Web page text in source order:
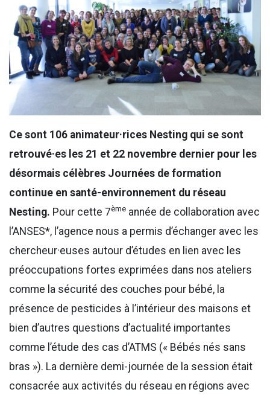
Ce sont 106 animateur·rices Nesting qui se sont
retrouvé·es les 21 et 22 novembre dernier pour les
désormais célèbres Journées de formation
continue en santé-environnement du réseau
Nesting. Pour cette 7ème année de collaboration avec
l’ANSES*, l’agence nous a permis d’échanger avec les
chercheur·euses autour d’études en lien avec les
préoccupations fortes exprimées dans nos ateliers
comme la sécurité des couches pour bébé, la
présence de pesticides à l’intérieur des maisons et
bien d’autres questions d’actualité importantes
comme l’étude des cas d’ATMS (« Bébés nés sans
bras »). La dernière demi-journée de la session était
consacrée aux activités du réseau en régions avec